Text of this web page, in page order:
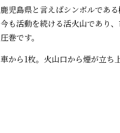
鹿児島県と言えばシンボルである
今も活動を続ける活火山であり
圧巻です。
車から1枚。火山口から煙が立ち